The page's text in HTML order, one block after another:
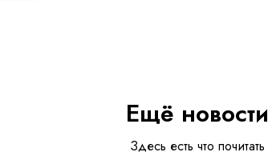
Ещё новости
Здесь есть что почитать